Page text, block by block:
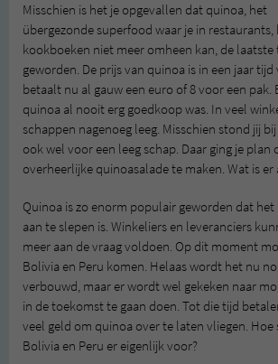
Misschien is het je opgevallen dat quinoa, het
übergezonde superfood waar je in
kookboeken niet meer omheen kan, de
geworden. De prijs van quinoa is in een jaar
betaalt nu al gauw een euro of 8 voor een pak.
quinoa al nooit erg goedkoop was. In veel
schappen nagenoeg leeg. Misschien stond jij
ook wel voor een leeg schap. Daar ging je plan
overheerlijke quinoasalade te maken. Wat is er
Quinoa is zo enorm populair geworden dat
aan te slepen is. Winkeliers en leveranciers
meer aan de vraag voldoen. Op dit moment
Bolivia en Peru komen. Helaas wordt het nu
verbouwd, maar er wordt wel gekeken naar
in de toekomst te gaan doen. Tot die tijd
veel geld om quinoa over te laten vliegen. Hoe
Bolivia en Peru er eigenlijk voor?